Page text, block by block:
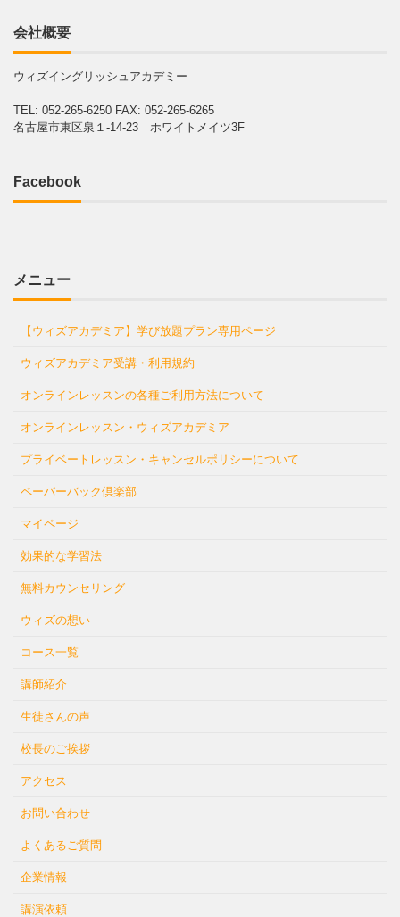
会社概要
ウィズイングリッシュアカデミー
TEL: 052-265-6250 FAX: 052-265-6265
名古屋市東区泉１-14-23 ホワイトメイツ3F
Facebook
メニュー
【ウィズアカデミア】学び放題プラン専用ページ
ウィズアカデミア受講・利用規約
オンラインレッスンの各種ご利用方法について
オンラインレッスン・ウィズアカデミア
プライベートレッスン・キャンセルポリシーについて
ペーパーバック倶楽部
マイページ
効果的な学習法
無料カウンセリング
ウィズの想い
コース一覧
講師紹介
生徒さんの声
校長のご挨拶
アクセス
お問い合わせ
よくあるご質問
企業情報
講演依頼